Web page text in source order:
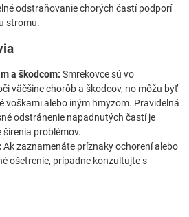
odstraňovanie chorých častí podporí
stromu.
a škodcom: Smrekovce sú vo
väčšine chorôb a škodcov, no môžu byť
voškami alebo iným hmyzom. Pravidelná
odstránenie napadnutých častí je
šírenia problémov.
Ak zaznamenáte príznaky ochorení alebo
ošetrenie, prípadne konzultujte s